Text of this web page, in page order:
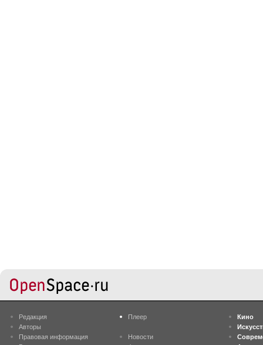
Редакция
Авторы
Правовая информация
Плеер
Новости
Кино